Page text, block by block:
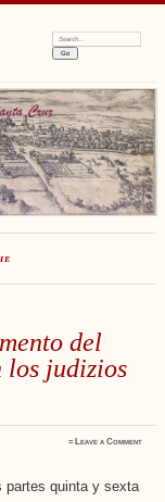
Search:
del
los judizios
≈ Leave a Comment
quinta y sexta